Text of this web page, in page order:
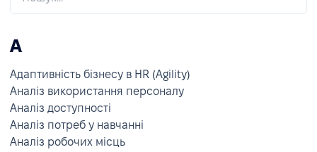
А
Адаптивність бізнесу в HR (Agility)
Аналіз використання персоналу
Аналіз доступності
Аналіз потреб у навчанні
Аналіз робочих місць